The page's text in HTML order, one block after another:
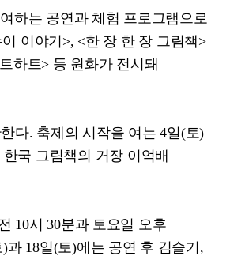
하는 공연과 체험 프로그램으로
이야기 >, <한 장 한 장 그림책>
하트> 등 원화가 전시돼
다. 축제의 시작을 여는4일(토)
한국 그림책의 거장 이억배
10시30분과 토요일 오후
)과 18일(토)에는 공연 후 김슬기 ,